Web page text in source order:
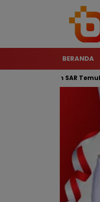
BERANDA
Tim SAR Temukan